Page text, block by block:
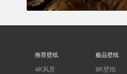
推荐壁纸
4K风景
极品壁纸
8K壁纸